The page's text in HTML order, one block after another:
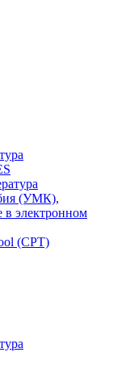
(УМК),
в электронном
(CPT)